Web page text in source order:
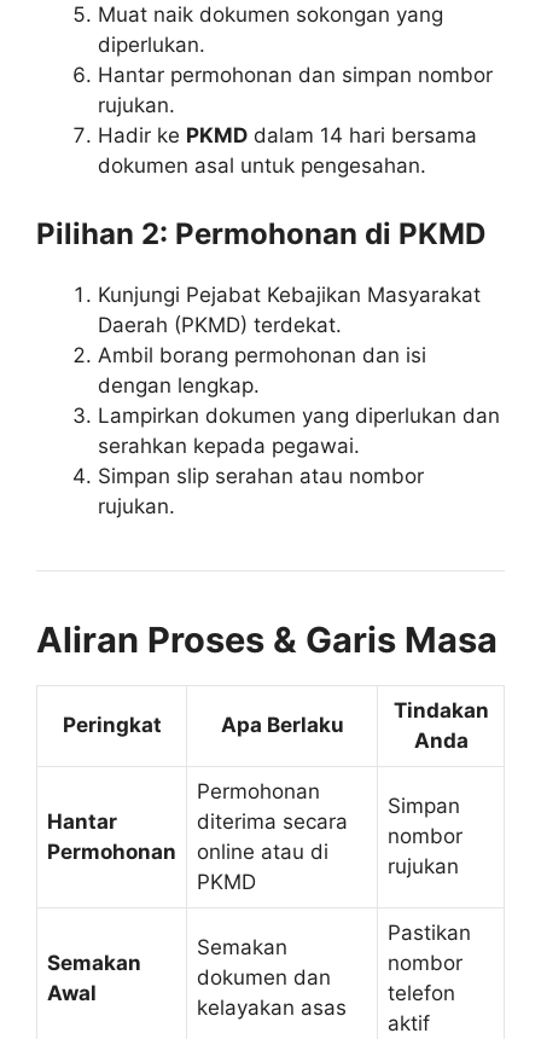
Muat naik dokumen sokongan yang
diperlukan.
Hantar permohonan dan simpan nombor
rujukan.
Hadir ke PKMD dalam 14 hari bersama
dokumen asal untuk pengesahan.
Pilihan 2: Permohonan di PKMD
Kunjungi Pejabat Kebajikan Masyarakat
Daerah (PKMD) terdekat.
Ambil borang permohonan dan isi
dengan lengkap.
Lampirkan dokumen yang diperlukan dan
serahkan kepada pegawai.
Simpan slip serahan atau nombor
rujukan.
Aliran Proses & Garis Masa
Peringkat Apa Berlaku
Tindakan
Anda
Hantar
Permohonan
Permohonan
diterima secara
online atau di
PKMD
Simpan
nombor
rujukan
Semakan
Awal
Semakan
dokumen dan
kelayakan asas
Pastikan
nombor
telefon
aktif